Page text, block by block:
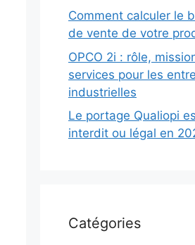
Comment calculer le
de vente de votre
OPCO 2i : rôle,
services pour les
industrielles
Le portage Qualiopi
interdit ou légal en
Catégories